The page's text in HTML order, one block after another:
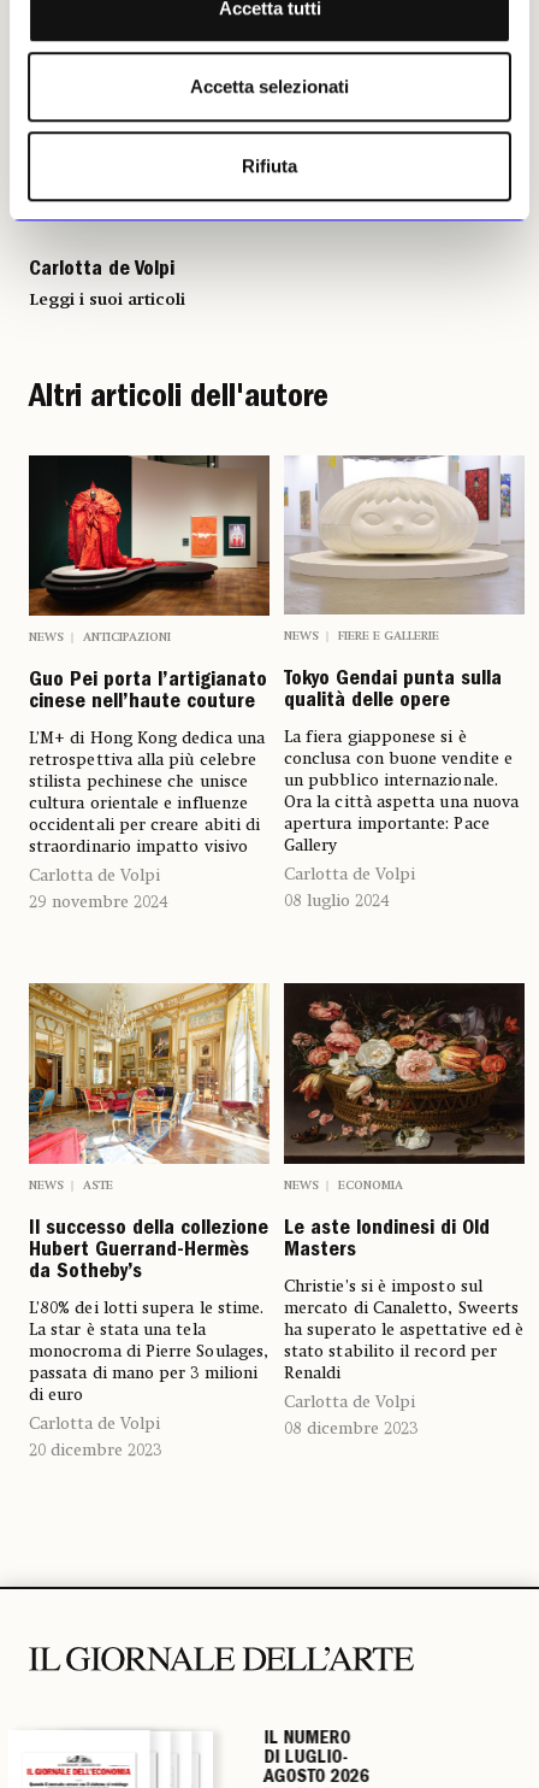
Accetta tutti
Accetta selezionati
Rifiuta
Carlotta de Volpi, 14 giugno
2023 | © Riproduzione
Carlotta de Volpi
Leggi i suoi articoli
Altri articoli dell'autore
NEWS ANTICIPAZIONI
Guo Pei porta l’artigianato
cinese nell’haute couture
L’M+ di Hong Kong dedica una
retrospettiva alla più celebre
stilista pechinese che unisce
cultura orientale e influenze
occidentali per creare abiti di
straordinario impatto visivo
Carlotta de Volpi
29 novembre 2024
NEWS FIERE E GALLERIE
Tokyo Gendai punta sulla
qualità delle opere
La fiera giapponese si è
conclusa con buone vendite e
un pubblico internazionale.
Ora la città aspetta una nuova
apertura importante: Pace
Gallery
Carlotta de Volpi
08 luglio 2024
NEWS ASTE
Il successo della collezione
Hubert Guerrand-Hermès
da Sotheby’s
L’80% dei lotti supera le stime.
La star è stata una tela
monocroma di Pierre Soulages,
passata di mano per 3 milioni
di euro
Carlotta de Volpi
20 dicembre 2023
NEWS ECONOMIA
Le aste londinesi di Old
Masters
Christie’s si è imposto sul
mercato di Canaletto, Sweerts
ha superato le aspettative ed è
stato stabilito il record per
Renaldi
Carlotta de Volpi
08 dicembre 2023
IL NUMERO
DI LUGLIO-
AGOSTO 2026
IL NUMERO
DI LUGLIO-
AGOSTO 2026
IL NUMERO
DI LUGLIO-
AGOSTO 2026
IL NUMERO
DI LUGLIO-
AGOSTO 2026